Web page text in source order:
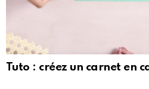
Tuto : créez un carnet en